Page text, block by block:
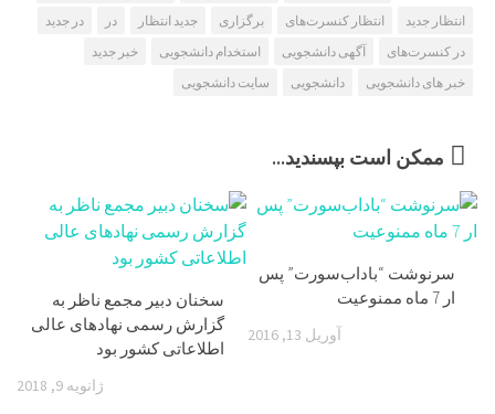
انتظار جدید
انتظار کنسرت‌های برگزاری جدید انتظار در
در جدید
در کنسرت‌های
آگهی دانشجویی استخدام دانشجویی
خبر جدید
خبر های دانشجویی
دانشجویی سایت دانشجویی
ممکن است بپسندید...
سخنان دبیر مجمع ناظر به
گزارش رسمی نهاد‌های عالی
اطلاعاتی کشور بود
ژانویه 9, 2018
سرنوشت “باداب‌سورت” پس
ار 7 ماه ممنوعیت
آوریل 13, 2016